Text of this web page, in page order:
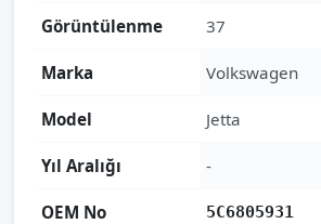
Görüntülenme 37
Marka Volkswagen
Model Jetta
Yıl Aralığı -
OEM No 5C6805931